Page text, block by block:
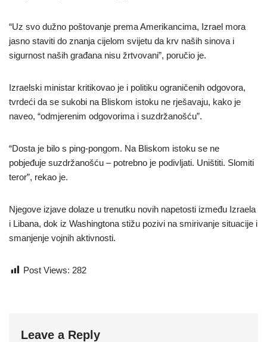
“Uz svo dužno poštovanje prema Amerikancima, Izrael mora
jasno staviti do znanja cijelom svijetu da krv naših sinova i
sigurnost naših građana nisu žrtvovani”, poručio je.
Izraelski ministar kritikovao je i politiku ograničenih odgovora,
tvrdeći da se sukobi na Bliskom istoku ne rješavaju, kako je
naveo, “odmjerenim odgovorima i suzdržanošću”.
“Dosta je bilo s ping-pongom. Na Bliskom istoku se ne
pobjeđuje suzdržanošću – potrebno je podivljati. Uništiti. Slomiti
teror”, rekao je.
Njegove izjave dolaze u trenutku novih napetosti između Izraela
i Libana, dok iz Washingtona stižu pozivi na smirivanje situacije i
smanjenje vojnih aktivnosti.
Post Views: 282
Leave a Reply